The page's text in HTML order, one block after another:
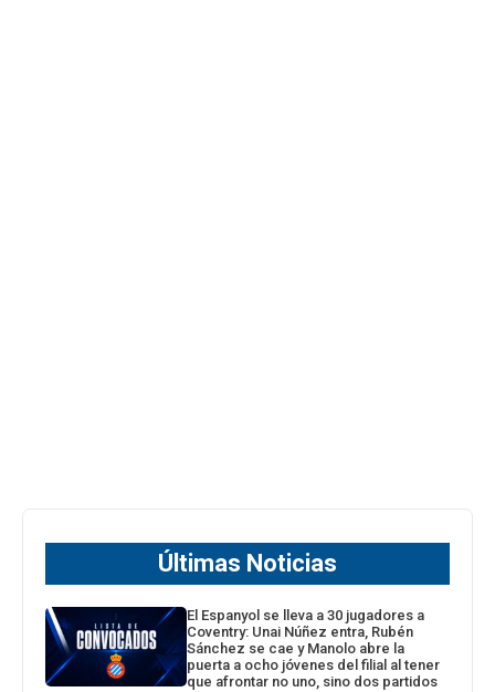
Últimas Noticias
El Espanyol se lleva a 30 jugadores a
Coventry: Unai Núñez entra, Rubén
Sánchez se cae y Manolo abre la
puerta a ocho jóvenes del filial al tener
que afrontar no uno, sino dos partidos